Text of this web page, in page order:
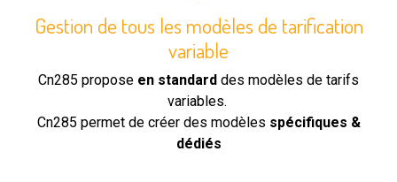
Gestion de tous les modèles de tarification
variable
Cn285 propose en standard des modèles de tarifs
variables.
Cn285 permet de créer des modèles spécifiques &
dédiés